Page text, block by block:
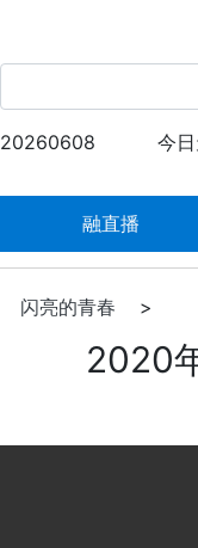
20260608 今
融直播
闪亮的青春 >
2020